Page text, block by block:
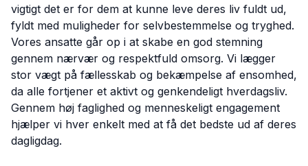
vigtigt det er for dem at kunne leve deres liv fuldt ud,
fyldt med muligheder for selvbestemmelse og tryghed.
Vores ansatte går op i at skabe en god stemning
gennem nærvær og respektfuld omsorg. Vi lægger
stor vægt på fællesskab og bekæmpelse af ensomhed,
da alle fortjener et aktivt og genkendeligt hverdagsliv.
Gennem høj faglighed og menneskeligt engagement
hjælper vi hver enkelt med at få det bedste ud af deres
dagligdag.